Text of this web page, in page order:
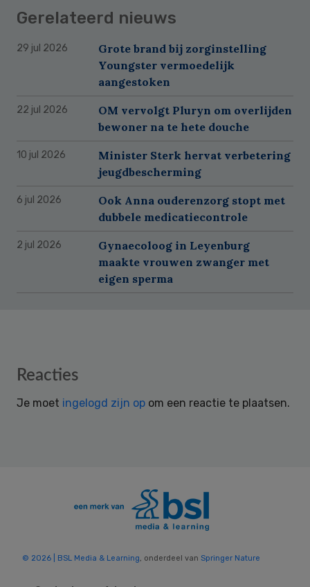
Gerelateerd nieuws
29 jul 2026
Grote brand bij zorginstelling
Youngster vermoedelijk
aangestoken
22 jul 2026
OM vervolgt Pluryn om overlijden
bewoner na te hete douche
10 jul 2026
Minister Sterk hervat verbetering
jeugdbescherming
6 jul 2026
Ook Anna ouderenzorg stopt met
dubbele medicatiecontrole
2 jul 2026
Gynaecoloog in Leyenburg
maakte vrouwen zwanger met
eigen sperma
Reader
Reacties
Je moet ingelogd zijn op om een reactie te plaatsen.
© 2026 | BSL Media & Learning, onderdeel van Springer Nature